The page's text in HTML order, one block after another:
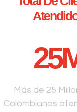
25
Más de 25
Colombianos